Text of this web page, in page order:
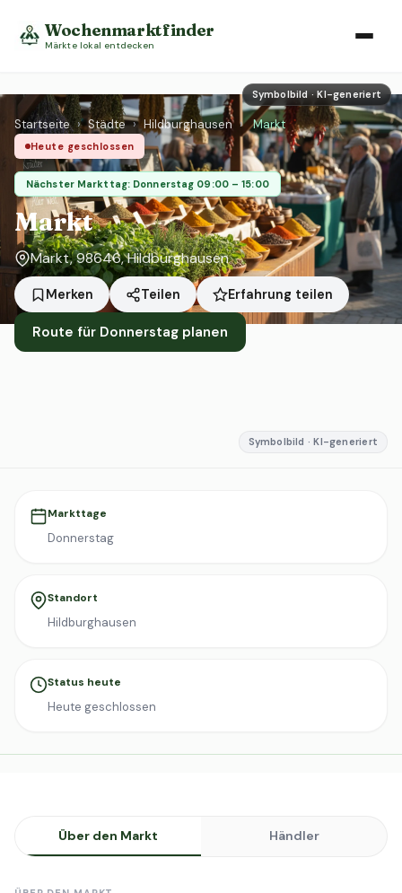
Wochenmarktfinder
Märkte lokal entdecken
Symbolbild · KI-generiert
Startseite › Städte › Hildburghausen › Markt
Heute geschlossen
Nächster Markttag: Donnerstag 09:00 – 15:00
Markt
Markt, 98646, Hildburghausen
Merken Teilen Erfahrung teilen
Route für Donnerstag planen
Symbolbild · KI-generiert
Markttage
Donnerstag
Standort
Hildburghausen
Status heute
Heute geschlossen
Über den Markt Händler